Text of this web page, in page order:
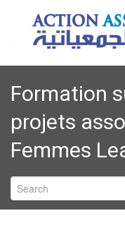
Formation
projets
Femmes